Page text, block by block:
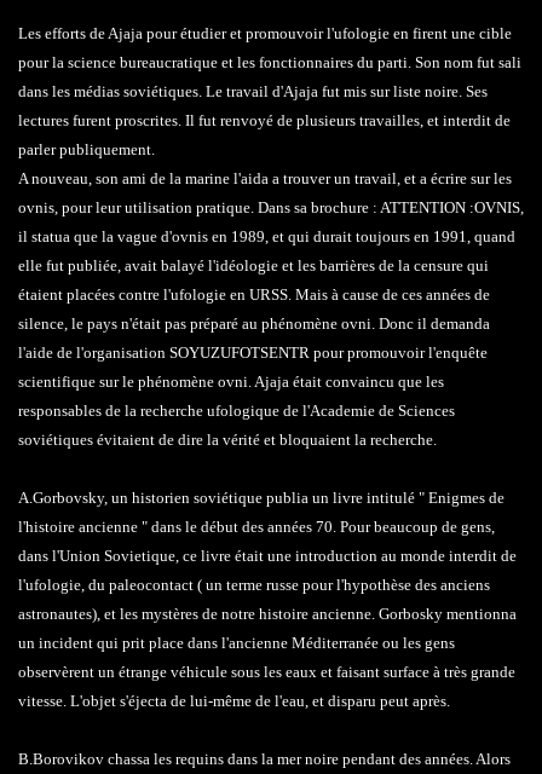
Les efforts de Ajaja pour étudier et promouvoir l'ufologie en firent une cible
pour la science bureaucratique et les fonctionnaires du parti. Son nom fut sali
dans les médias soviétiques. Le travail d'Ajaja fut mis sur liste noire. Ses
lectures furent proscrites. Il fut renvoyé de plusieurs travailles, et interdit de
parler publiquement.
A nouveau, son ami de la marine l'aida a trouver un travail, et a écrire sur les
ovnis, pour leur utilisation pratique. Dans sa brochure : ATTENTION :OVNIS,
il statua que la vague d'ovnis en 1989, et qui durait toujours en 1991, quand
elle fut publiée, avait balayé l'idéologie et les barrières de la censure qui
étaient placées contre l'ufologie en URSS. Mais à cause de ces années de
silence, le pays n'était pas préparé au phénomène ovni. Donc il demanda
l'aide de l'organisation SOYUZUFOTSENTR pour promouvoir l'enquête
scientifique sur le phénomène ovni. Ajaja était convaincu que les
responsables de la recherche ufologique de l'Academie de Sciences
soviétiques évitaient de dire la vérité et bloquaient la recherche.
A.Gorbovsky, un historien soviétique publia un livre intitulé " Enigmes de
l'histoire ancienne " dans le début des années 70. Pour beaucoup de gens,
dans l'Union Sovietique, ce livre était une introduction au monde interdit de
l'ufologie, du paleocontact ( un terme russe pour l'hypothèse des anciens
astronautes), et les mystères de notre histoire ancienne. Gorbosky mentionna
un incident qui prit place dans l'ancienne Méditerranée ou les gens
observèrent un étrange véhicule sous les eaux et faisant surface à très grande
vitesse. L'objet s'éjecta de lui-même de l'eau, et disparu peut après.
B.Borovikov chassa les requins dans la mer noire pendant des années. Alors